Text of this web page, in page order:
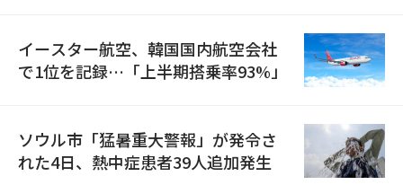
イースター航空、韓国国内航空会社
で1位を記録…「上半期搭乗率93%」
ソウル市「猛暑重大警報」が発令さ
れた4日、熱中症患者39人追加発生